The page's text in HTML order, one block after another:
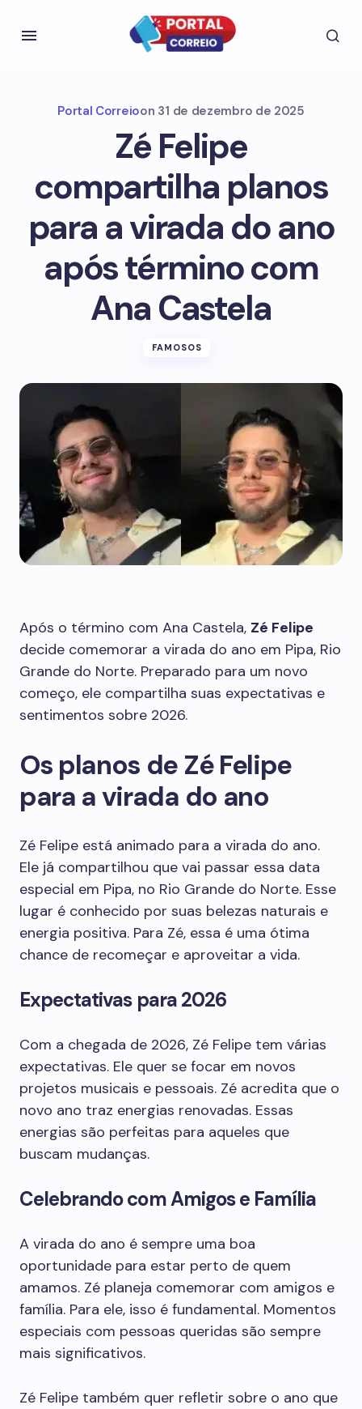
Portal Correioon 31 de dezembro de 2025
Zé Felipe
compartilha planos
para a virada do ano
após término com
Ana Castela
FAMOSOS
Após o término com Ana Castela, Zé Felipe
decide comemorar a virada do ano em Pipa, Rio
Grande do Norte. Preparado para um novo
começo, ele compartilha suas expectativas e
sentimentos sobre 2026.
Os planos de Zé Felipe
para a virada do ano
Zé Felipe está animado para a virada do ano.
Ele já compartilhou que vai passar essa data
especial em Pipa, no Rio Grande do Norte. Esse
lugar é conhecido por suas belezas naturais e
energia positiva. Para Zé, essa é uma ótima
chance de recomeçar e aproveitar a vida.
Expectativas para 2026
Com a chegada de 2026, Zé Felipe tem várias
expectativas. Ele quer se focar em novos
projetos musicais e pessoais. Zé acredita que o
novo ano traz energias renovadas. Essas
energias são perfeitas para aqueles que
buscam mudanças.
Celebrando com Amigos e Família
A virada do ano é sempre uma boa
oportunidade para estar perto de quem
amamos. Zé planeja comemorar com amigos e
família. Para ele, isso é fundamental. Momentos
especiais com pessoas queridas são sempre
mais significativos.
Zé Felipe também quer refletir sobre o ano que